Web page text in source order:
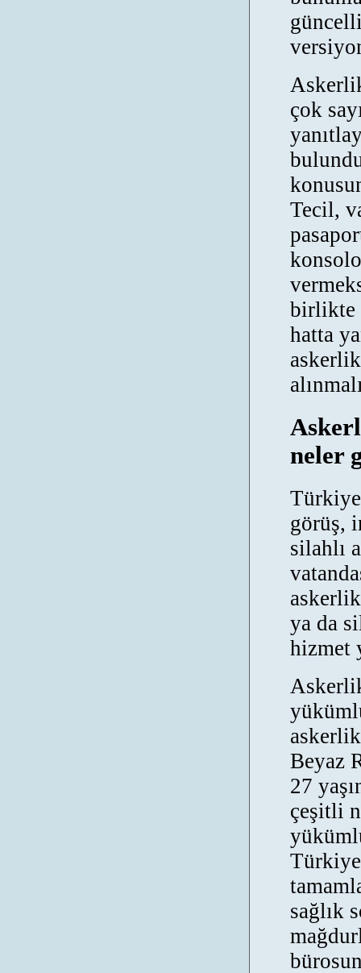
çok
Tecil,
birlikte
hatta
neler
görüş,
silahlı
ya da
hizmet
Beyaz
27
çeşitli
sağlık